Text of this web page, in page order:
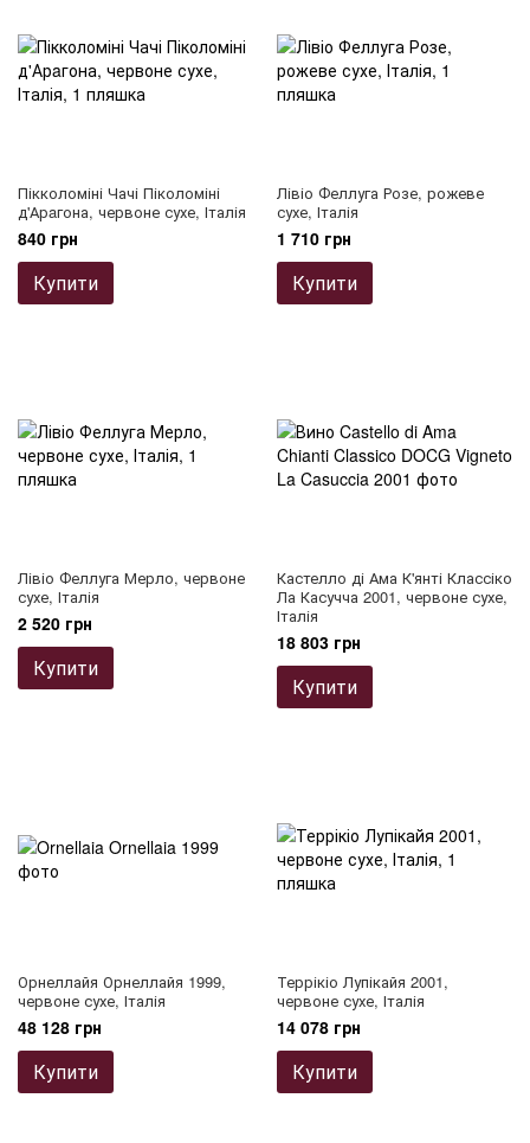
Пікколоміні Чачі Піколоміні
д'Арaгона, червоне сухе, Італія
840 грн
Купити
Лівіо Феллуга Розе, рожеве
сухе, Італія
1 710 грн
Купити
Лівіо Феллуга Мерло, червоне
сухе, Італія
2 520 грн
Купити
Кастелло ді Ама К'янті Классіко
Ла Касучча 2001, червоне сухе,
Італія
18 803 грн
Купити
Орнеллайя Орнеллайя 1999,
червоне сухе, Італія
48 128 грн
Купити
Террікіо Лупікайя 2001,
червоне сухе, Італія
14 078 грн
Купити